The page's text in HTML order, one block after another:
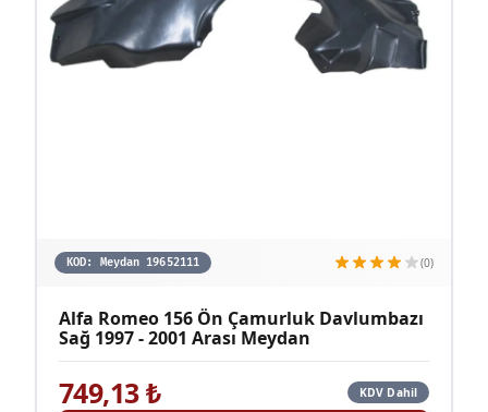
KOD: Meydan 19652111 (0)
Alfa Romeo 156 Ön Çamurluk Davlumbazı
Sağ 1997 - 2001 Arası Meydan
749,13₺ KDV Dahil